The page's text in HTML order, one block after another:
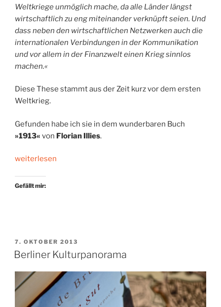
Weltkriege unmöglich mache, da alle Länder längst
wirtschaftlich zu eng miteinander verknüpft seien. Und
dass neben den wirtschaftlichen Netzwerken auch die
internationalen Verbindungen in der Kommunikation
und vor allem in der Finanzwelt einen Krieg sinnlos
machen.«
Diese These stammt aus der Zeit kurz vor dem ersten
Weltkrieg.
Gefunden habe ich sie in dem wunderbaren Buch
»1913« von Florian Illies.
„Das
Buch“
weiterlesen
Gefällt mir:
VERÖFFENTLICHT
AM
7. OKTOBER 2013
Berliner Kulturpanorama